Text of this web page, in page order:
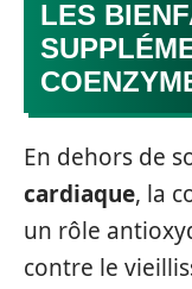
LES
En dehors de
cardiaque, la
un rôle
contre le